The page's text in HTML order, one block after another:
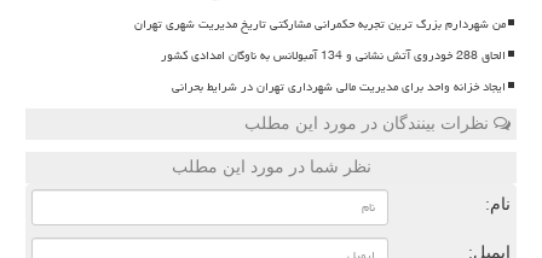
من شهردارم بزرگ ترین تجربه حکمرانی مشارکتی تاریخ مدیریت شهری تهران
الحاق 288 خودروی آتش نشانی و 134 آمبولانس به ناوگان امدادی کشور
ایجاد خزانه واحد برای مدیریت مالی شهرداری تهران در شرایط بحرانی
نظرات بینندگان در مورد این مطلب
نظر شما در مورد این مطلب
نام:
ایمیل: